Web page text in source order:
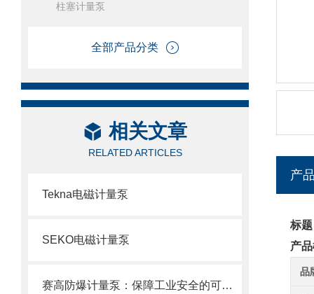
柱塞计量泵
全部产品分类
相关文章
RELATED ARTICLES
Tekna电磁计量泵
SEKO电磁计量泵
赛高防爆计量泵：保障工业安全的可靠选择
产
标
产
品